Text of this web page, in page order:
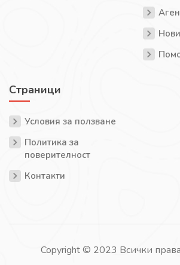
Страници
Условия за ползване
Политика за
поверителност
Контакти
Copyright © 2023 Всички